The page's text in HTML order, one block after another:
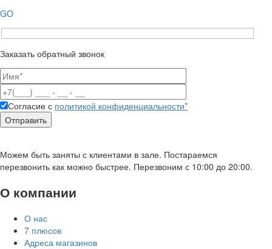
GO
Заказать обратный звонок
Согласие с политикой конфиденциальности*
Можем быть заняты с клиентами в зале. Постараемся
перезвонить как можно быстрее. Перезвоним с 10:00 до 20:00.
О компании
О нас
7 плюсов
Адреса магазинов